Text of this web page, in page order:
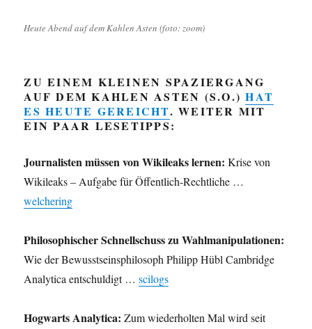
Heute Abend auf dem Kahlen Asten (foto: zoom)
ZU EINEM KLEINEN SPAZIERGANG
AUF DEM KAHLEN ASTEN (S.O.)HAT
ES HEUTE GEREICHT. WEITER MIT
EIN PAAR LESETIPPS:
Journalisten müssen von Wikileaks lernen: Krise von
Wikileaks – Aufgabe für Öffentlich-Rechtliche …
welchering
Philosophischer Schnellschuss zu Wahlmanipulationen:
Wie der Bewusstseinsphilosoph Philipp Hübl Cambridge
Analytica entschuldigt …scilogs
Hogwarts Analytica: Zum wiederholten Mal wird seit